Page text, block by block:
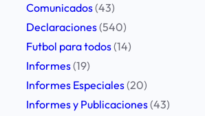
Comunicados(43)
Declaraciones(540)
Futbol para todos(14)
Informes(19)
Informes Especiales(20)
Informes y Publicaciones(43)